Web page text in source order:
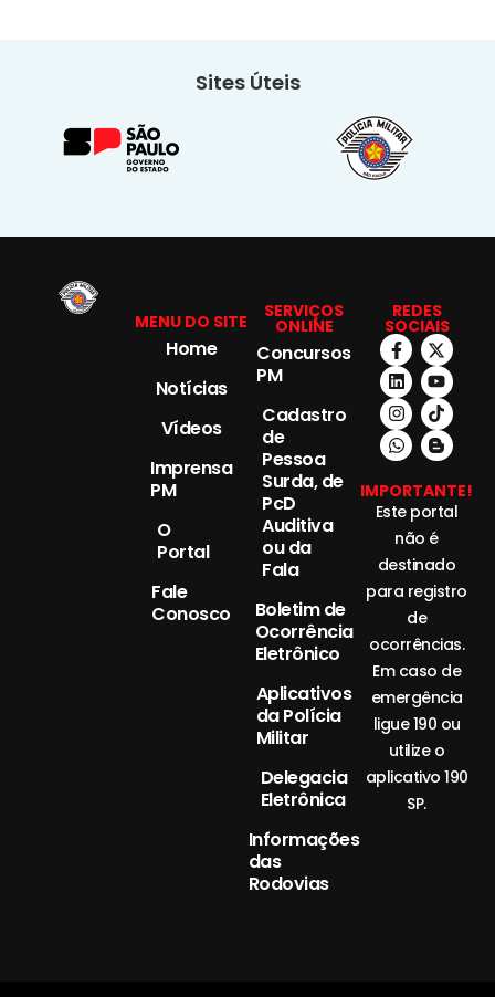
Sites Úteis
MENU DO SITE
Home
Notícias
Vídeos
Imprensa
PM
O
Portal
Fale
Conosco
SERVIÇOS
ONLINE
Concursos
PM
Cadastro
de
Pessoa
Surda, de
PcD
Auditiva
ou da
Fala
Boletim de
Ocorrência
Eletrônico
Aplicativos
da Polícia
Militar
Delegacia
Eletrônica
Informações
das
Rodovias
REDES
SOCIAIS
IMPORTANTE!
Este portal
não é
destinado
para registro
de
ocorrências.
Em caso de
emergência
ligue 190 ou
utilize o
aplicativo 190
SP.